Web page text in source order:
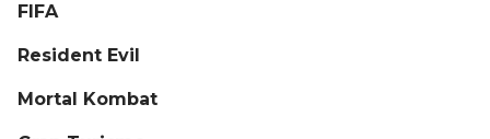
FIFA
Resident Evil
Mortal Kombat